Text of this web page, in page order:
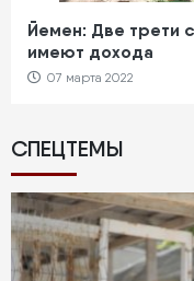
Йемен: Две трети
имеют дохода
07 марта 2022
СПЕЦТЕМЫ